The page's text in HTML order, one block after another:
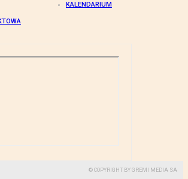
KALENDARIUM
© COPYRIGHT BY GREMI MEDIA SA